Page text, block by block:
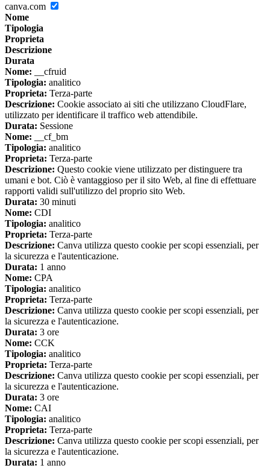
canva.com
Nome
Tipologia
Proprieta
Descrizione
Durata
Nome: __cfruid
Tipologia: analitico
Proprieta: Terza-parte
Descrizione: Cookie associato ai siti che utilizzano CloudFlare,
utilizzato per identificare il traffico web attendibile.
Durata: Sessione
Nome: __cf_bm
Tipologia: analitico
Proprieta: Terza-parte
Descrizione: Questo cookie viene utilizzato per distinguere tra
umani e bot. Ciò è vantaggioso per il sito Web, al fine di effettuare
rapporti validi sull'utilizzo del proprio sito Web.
Durata: 30 minuti
Nome: CDI
Tipologia: analitico
Proprieta: Terza-parte
Descrizione: Canva utilizza questo cookie per scopi essenziali, per
la sicurezza e l'autenticazione.
Durata: 1 anno
Nome: CPA
Tipologia: analitico
Proprieta: Terza-parte
Descrizione: Canva utilizza questo cookie per scopi essenziali, per
la sicurezza e l'autenticazione.
Durata: 3 ore
Nome: CCK
Tipologia: analitico
Proprieta: Terza-parte
Descrizione: Canva utilizza questo cookie per scopi essenziali, per
la sicurezza e l'autenticazione.
Durata: 3 ore
Nome: CAI
Tipologia: analitico
Proprieta: Terza-parte
Descrizione: Canva utilizza questo cookie per scopi essenziali, per
la sicurezza e l'autenticazione.
Durata: 1 anno